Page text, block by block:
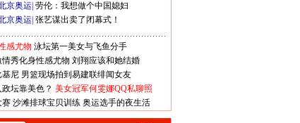
京奥运 劳伦：我想做个中国媳妇
京奥运 张艺谋出卖了闭幕式！
感尤物 泳坛第一美女与飞鱼分手
秀化身性感尤物 刘翔应该和她结婚
基尼 男篮现场拍到易建联绯闻女友
坛靠美色？ 美女冠军何雯娜QQ私聊照
赛 沙滩排球宝贝训练 奥运选手的夜生活